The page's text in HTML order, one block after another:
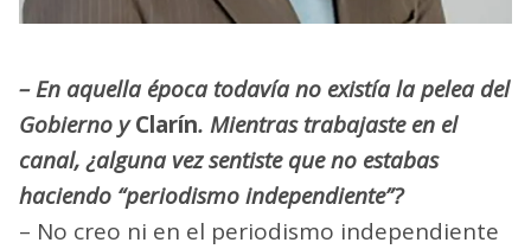
– En aquella época todavía no existía la pelea del
Gobierno yClarín. Mientras trabajaste en el
canal, ¿alguna vez sentiste que no estabas
haciendo “periodismo independiente”?
– No creo ni en el periodismo independiente